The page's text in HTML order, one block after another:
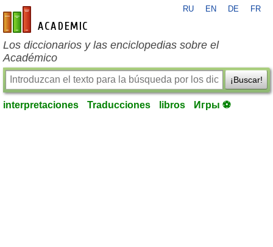
es-academic.com
RU EN DE FR
Los diccionarios y las enciclopedias sobre el
Académico
¡Buscar!
interpretaciones Traducciones libros Игры ⚽